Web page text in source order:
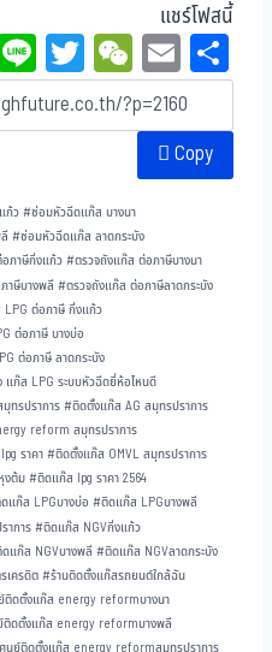
แชร์โฟสนี้
Li
ne
T
wi
tt
W
eC
ha
t
E
m
ail
Copy
ก้ว#ซ่อมหัวฉีดแก๊ส บางนา
#ซ่อมหัวฉีดแก๊ส ลาดกระบัง
ภาษีกิ่งแก้ว#ตรวจถังแก๊ส ต่อภาษีบางนา
าษีบางพลี #ตรวจถังแก๊ส ต่อภาษีลาดกระบัง
LPG ต่อภาษี กิ่งแก้ว
ต่อภาษี บางบ่อ
ต่อภาษี ลาดกระบัง
แก๊ส LPG ระบบหัวฉีดยี่ห้อไหนดี
ทรปราการ#ติดตั้งแก๊ส AG สมุทรปราการ
reform สมุทรปราการ
ราคา#ติดตั้งแก๊ส OMVL สมุทรปราการ
งต้ม#ติดแก๊ส lpg ราคา 2564
แก๊ส LPGบางบ่อ #ติดแก๊ส LPGบางพลี
าการ#ติดแก๊ส NGVกิ่งแก้ว
แก๊ส NGVบางพลี #ติดแก๊ส NGVลาดกระบัง
เครดิต#ร้านติดตั้งแก๊สรถยนต์ใกล้ฉัน
ติดตั้งแก๊ส energy reformบางนา
ดตั้งแก๊ส energy reformบางพลี
ศูนย์ติดตั้งแก๊ส energy reformสมุทรปราการ